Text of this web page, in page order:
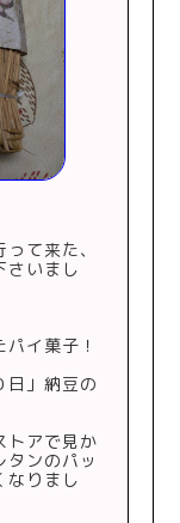
て来た、
さいまし
イ菓子！
日」納豆の
トアで見か
ンのパッ
なりまし